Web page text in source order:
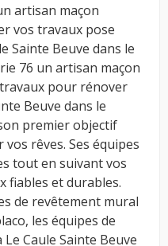
artisan maçon
vos travaux pose
Sainte Beuve dans le
76 un artisan maçon
pour rénover
Beuve dans le
premier objectif
rêves. Ses équipes
tout en suivant vos
fiables et durables.
de revêtement mural
les équipes de
Caule Sainte Beuve